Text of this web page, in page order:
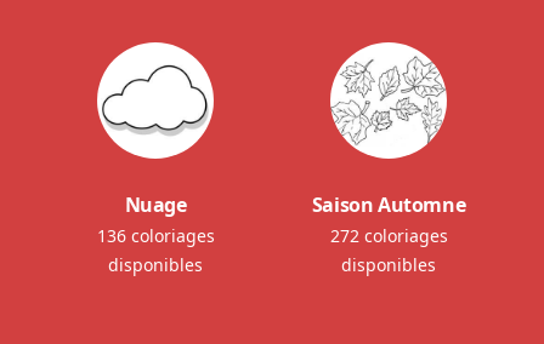
Nuage
136 coloriages
disponibles
Saison Automne
272 coloriages
disponibles